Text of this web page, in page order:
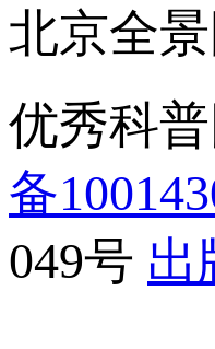
北京全
优秀科
备
049号 出